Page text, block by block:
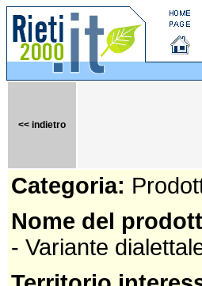
<< indietro
Categoria:
Nome del
- Variante